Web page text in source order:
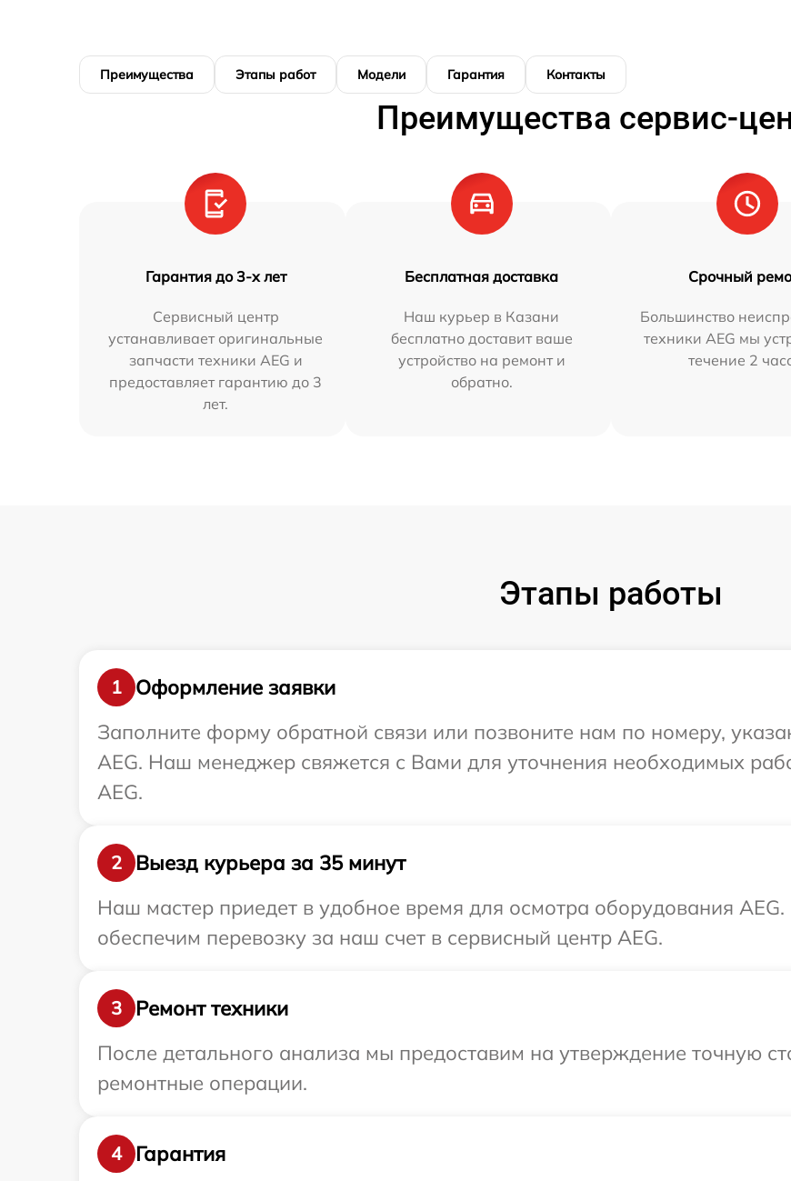
Преимущества Этапы работ Модели Гарантия Контакты
Преимущества сервис-
Гарантия до 3-х лет
Сервисный центр
устанавливает оригинальные
запчасти техники AEG и
предоставляет гарантию до 3
лет.
Бесплатная доставка
Наш курьер в Казани
бесплатно доставит ваше
устройство на ремонт и
обратно.
Срочный
Большинство
техники AEG мы
течение 2
Этапы работы
1
Оформление заявки
Заполните форму обратной связи или позвоните нам по номеру,
AEG. Наш менеджер свяжется с Вами для уточнения необходимых
AEG.
2
Выезд курьера за 35 минут
Наш мастер приедет в удобное время для осмотра оборудования
обеспечим перевозку за наш счет в сервисный центр AEG.
3
Ремонт техники
После детального анализа мы предоставим на утверждение точную
ремонтные операции.
4
Гарантия